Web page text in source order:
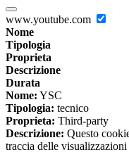
www.youtube.com
Nome
Tipologia
Proprieta
Descrizione
Durata
Nome: YSC
Tipologia: tecnico
Proprieta: Third-party
Descrizione: Questo
traccia delle